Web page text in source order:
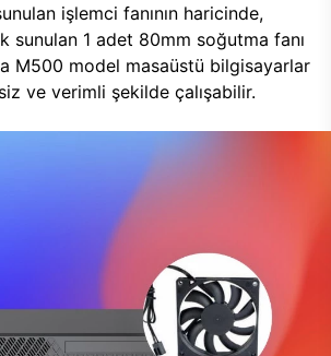
işlemci fanının haricinde,
sunulan 1 adet 80mm soğutma fanı
M500 model masaüstü bilgisayarlar
ve verimli şekilde çalışabilir.